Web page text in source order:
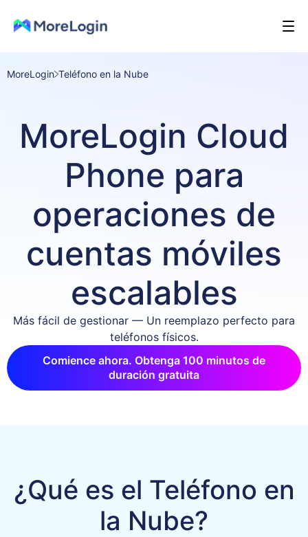
MoreLogin Teléfono en la Nube
MoreLogin Cloud
Phone para
operaciones de
cuentas móviles
escalables
Más fácil de gestionar — Un reemplazo perfecto para
teléfonos físicos.
Comience ahora. Obtenga 100 minutos de
duración gratuita
¿Qué es el Teléfono en
la Nube?